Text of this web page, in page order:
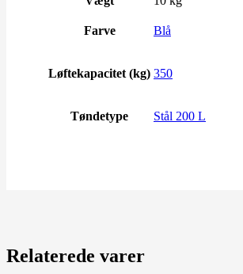
Farve Blå
Løftekapacitet (kg) 350
Tøndetype Stål 200 L
Relaterede varer